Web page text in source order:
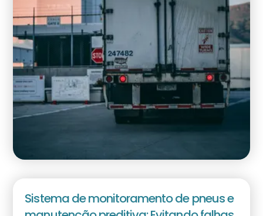
Sistema de monitoramento de pneus e